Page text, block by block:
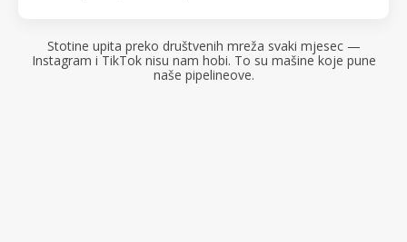
Stotine upita preko društvenih mreža svaki mjesec —
Instagram i TikTok nisu nam hobi. To su mašine koje pune
naše pipelineove.